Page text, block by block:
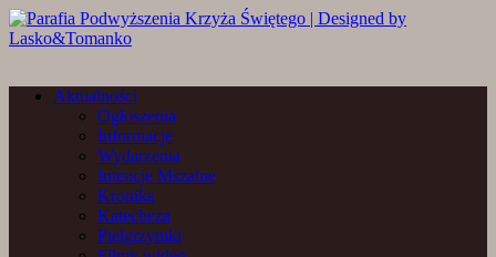
Aktualności
Ogłoszenia
Informacje
Wydarzenia
Intencje Mszalne
Kronika
Katecheza
Pielgrzymki